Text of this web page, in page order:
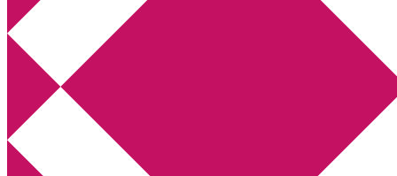
Annikas litteratur- och kulturblogg
Deckare, kriminalromaner, thrillers